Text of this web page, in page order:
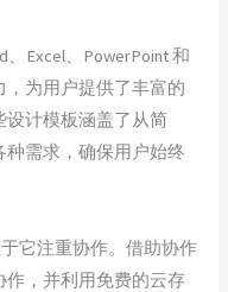
、Excel、PowerPoint 和
，为用户提供了丰富的
设计模板涵盖了从简
需求，确保用户始终
它注重协作。借助协作
，并利用免费的云存